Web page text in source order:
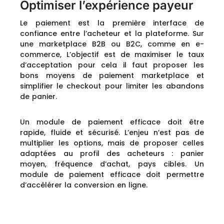
Optimiser l’expérience payeur
Le paiement est la première interface de
confiance entre l’acheteur et la plateforme. Sur
une marketplace B2B ou B2C, comme en e-
commerce, L’objectif est de maximiser le taux
d’acceptation pour cela il faut proposer les
bons moyens de paiement marketplace et
simplifier le checkout pour limiter les abandons
de panier.
Un module de paiement efficace doit être
rapide, fluide et sécurisé. L’enjeu n’est pas de
multiplier les options, mais de proposer celles
adaptées au profil des acheteurs : panier
moyen, fréquence d’achat, pays cibles. Un
module de paiement efficace doit permettre
d’accélérer la conversion en ligne.